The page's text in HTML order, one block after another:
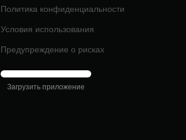
Политика конфиденциальности
Условия использования
Предупреждение о рисках
Загрузить приложение